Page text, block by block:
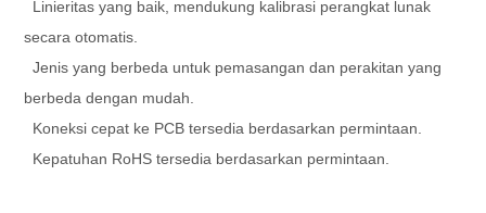
Linieritas yang baik, mendukung kalibrasi perangkat lunak
secara otomatis.
Jenis yang berbeda untuk pemasangan dan perakitan yang
berbeda dengan mudah.
Koneksi cepat ke PCB tersedia berdasarkan permintaan.
Kepatuhan RoHS tersedia berdasarkan permintaan.